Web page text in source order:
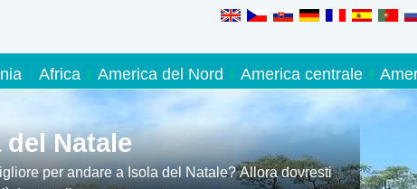
Africa America del Nord America centrale
Natale
per andare a Isola del Natale? Allora dovresti